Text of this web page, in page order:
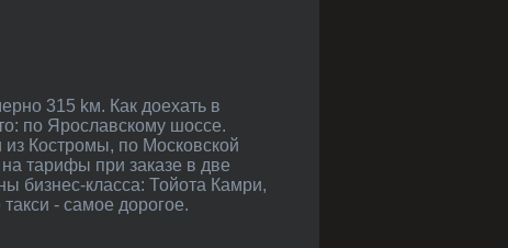
по Ярославскому шоссе.
Костромы, по Московской
тарифы при заказе в две
бизнес-класса: Тойота Камри,
- самое дорогое.